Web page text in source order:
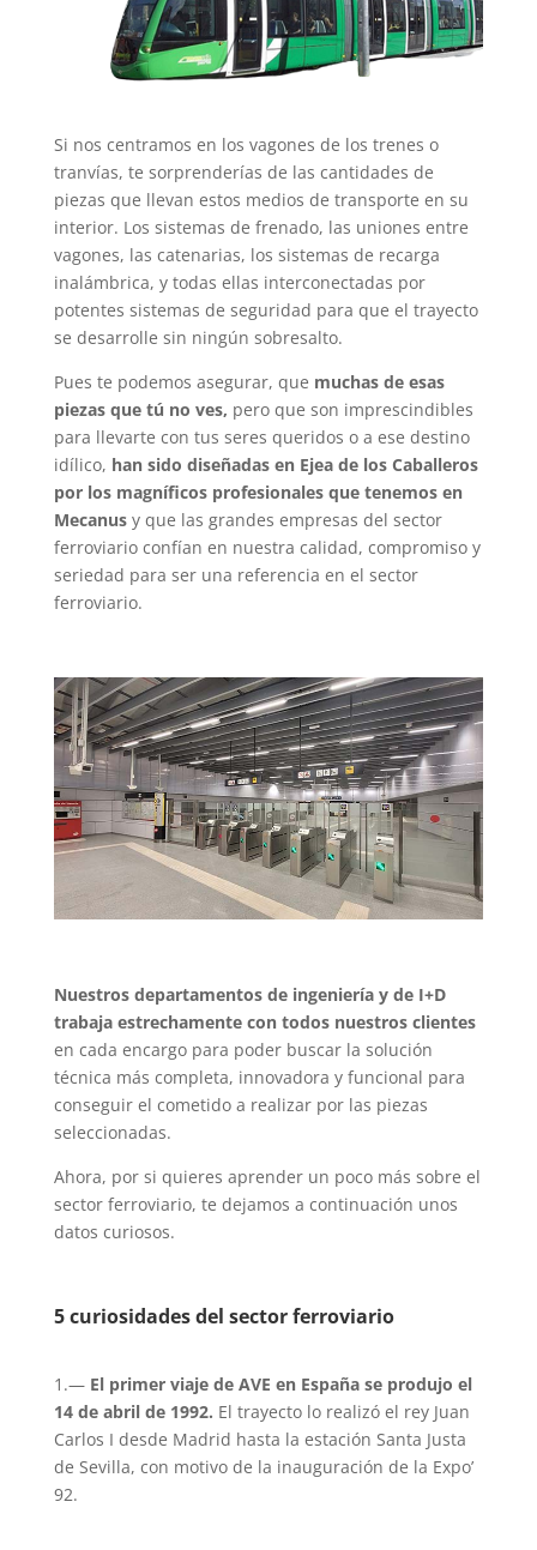
Si nos centramos en los vagones de los trenes o
tranvías, te sorprenderías de las cantidades de
piezas que llevan estos medios de transporte en su
interior. Los sistemas de frenado, las uniones entre
vagones, las catenarias, los sistemas de recarga
inalámbrica, y todas ellas interconectadas por
potentes sistemas de seguridad para que el trayecto
se desarrolle sin ningún sobresalto.
Pues te podemos asegurar, que muchas de esas
piezas que tú no ves, pero que son imprescindibles
para llevarte con tus seres queridos o a ese destino
idílico, han sido diseñadas en Ejea de los Caballeros
por los magníficos profesionales que tenemos en
Mecanusy que las grandes empresas del sector
ferroviario confían en nuestra calidad, compromiso y
seriedad para ser una referencia en el sector
ferroviario.
Nuestros departamentos de ingeniería y de I+D
trabaja estrechamente con todos nuestros clientes
en cada encargo para poder buscar la solución
técnica más completa, innovadora y funcional para
conseguir el cometido a realizar por las piezas
seleccionadas.
Ahora, por si quieres aprender un poco más sobre el
sector ferroviario, te dejamos a continuación unos
datos curiosos.
5 curiosidades del sector ferroviario
1.— El primer viaje de AVE en España se produjo el
14 de abril de 1992. El trayecto lo realizó el rey Juan
Carlos I desde Madrid hasta la estación Santa Justa
de Sevilla, con motivo de la inauguración de la Expo’
92.